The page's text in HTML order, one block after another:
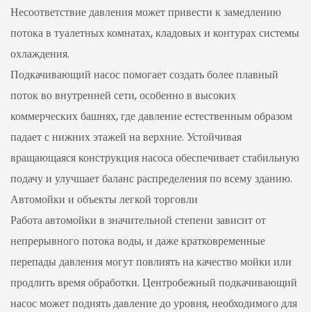
Несоответствие давления может привести к замедлению
потока в туалетных комнатах, кладовых и контурах системы
охлаждения.
Подкачивающий насос помогает создать более плавный
поток во внутренней сети, особенно в высоких
коммерческих башнях, где давление естественным образом
падает с нижних этажей на верхние. Устойчивая
вращающаяся конструкция насоса обеспечивает стабильную
подачу и улучшает баланс распределения по всему зданию.
Автомойки и объекты легкой торговли
Работа автомойки в значительной степени зависит от
непрерывного потока воды, и даже кратковременные
перепады давления могут повлиять на качество мойки или
продлить время обработки. Центробежный подкачивающий
насос может поднять давление до уровня, необходимого для